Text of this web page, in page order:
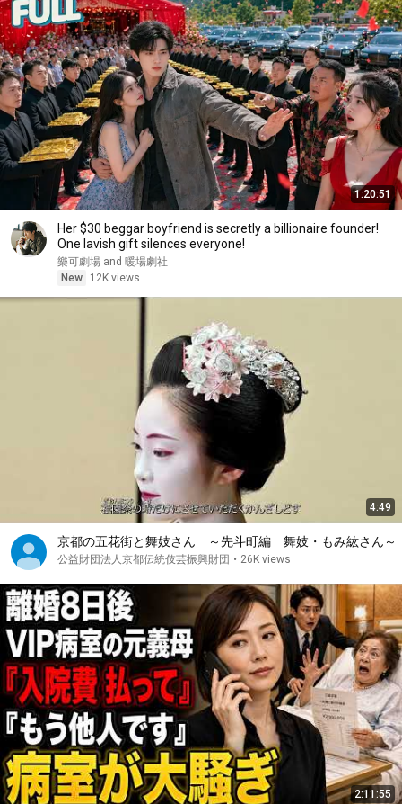
1:20:51
Her $30 beggar boyfriend is secretly a billionaire founder!
One lavish gift silences everyone!
樂可劇場 and 暖場劇社
New
12K views
4:49
京都の五花街と舞妓さん ～先斗町編 舞妓・もみ紘さん～
公益財団法人京都伝統伎芸振興財団 • 26K views
2:11:55